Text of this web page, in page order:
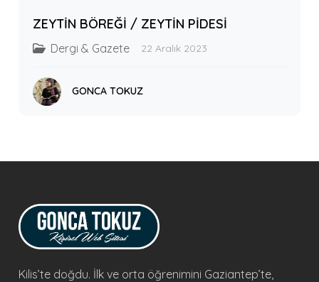
ZEYTİN BÖREĞİ / ZEYTİN PİDESİ
Dergi & Gazete 22 Aralık 2023
GONCA TOKUZ
Kilis’te doğdu. İlk ve orta öğrenimini Gaziantep’te,